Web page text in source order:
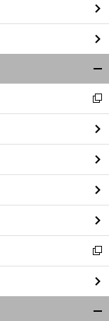
閉
る
新
し
い
ウ
ィ
ン
ド
ウ
で
開
く
新
し
い
ウ
ィ